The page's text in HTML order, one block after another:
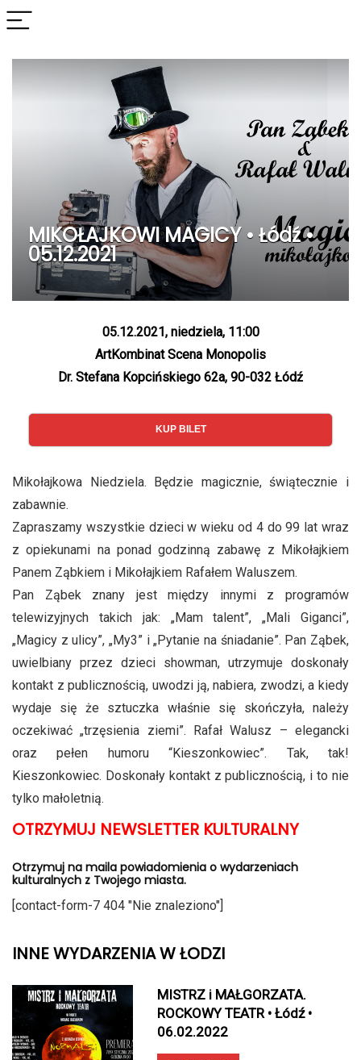
MIKOŁAJKOWI MAGICY • Łódź •
05.12.2021
05.12.2021, niedziela, 11:00
ArtKombinat Scena Monopolis
Dr. Stefana Kopcińskiego 62a, 90-032 Łódź
KUP BILET
Mikołajkowa Niedziela. Będzie magicznie, świątecznie i
zabawnie.
Zapraszamy wszystkie dzieci w wieku od 4 do 99 lat wraz
z opiekunami na ponad godzinną zabawę z Mikołajkiem
Panem Ząbkiem i Mikołajkiem Rafałem Waluszem.
Pan Ząbek znany jest między innymi z programów
telewizyjnych takich jak: „Mam talent”, „Mali Giganci”,
„Magicy z ulicy”, „My3” i „Pytanie na śniadanie”. Pan Ząbek,
uwielbiany przez dzieci showman, utrzymuje doskonały
kontakt z publicznością, uwodzi ją, nabiera, zwodzi, a kiedy
wydaje się że sztuczka właśnie się skończyła, należy
oczekiwać „trzęsienia ziemi”. Rafał Walusz – elegancki
oraz pełen humoru “Kieszonkowiec”. Tak, tak!
Kieszonkowiec. Doskonały kontakt z publicznością, i to nie
tylko małoletnią.
OTRZYMUJ NEWSLETTER KULTURALNY
Otrzymuj na maila powiadomienia o wydarzeniach
kulturalnych z Twojego miasta.
[contact-form-7 404 "Nie znaleziono"]
INNE WYDARZENIA W ŁODZI
MISTRZ i MAŁGORZATA.
ROCKOWY TEATR • Łódź •
06.02.2022